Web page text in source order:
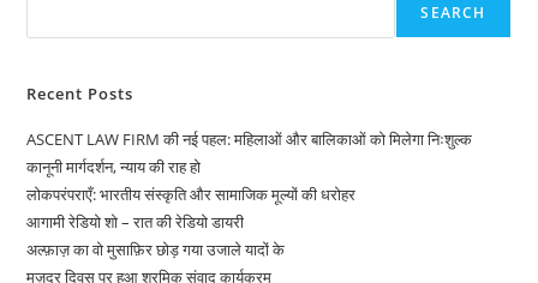
SEARCH
Recent Posts
ASCENT LAW FIRM की नई पहल: महिलाओं और बालिकाओं को मिलेगा निःशुल्क
कानूनी मार्गदर्शन, न्याय की राह हो
लोकपरंपराएँ: भारतीय संस्कृति और सामाजिक मूल्यों की धरोहर
आगामी रेडियो शो – रात की रेडियो डायरी
अल्फ़ाज़ का वो मुसाफ़िर छोड़ गया उजाले यादों के
मज़दूर दिवस पर हुआ श्रमिक संवाद कार्यक्रम